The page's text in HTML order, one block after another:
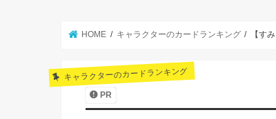
HOME キャラクターのカードランキング 【す
キャラクターのカードランキング
PR